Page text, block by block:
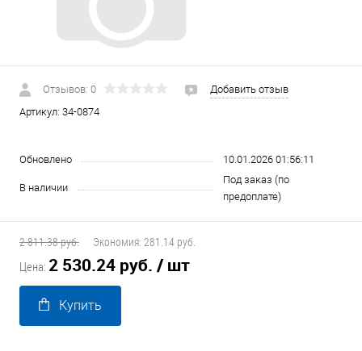
Отзывов: 0
Добавить отзыв
Артикул: 34-0874
Обновлено 10.01.2026 01:56:11
В наличии
Под заказ (по
предоплате)
2 811.38 руб. Экономия: 281.14 руб.
Цена: 2 530.24 руб. / шт
Купить